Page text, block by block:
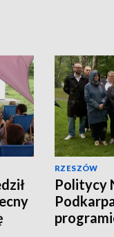
RZESZÓW
Politycy